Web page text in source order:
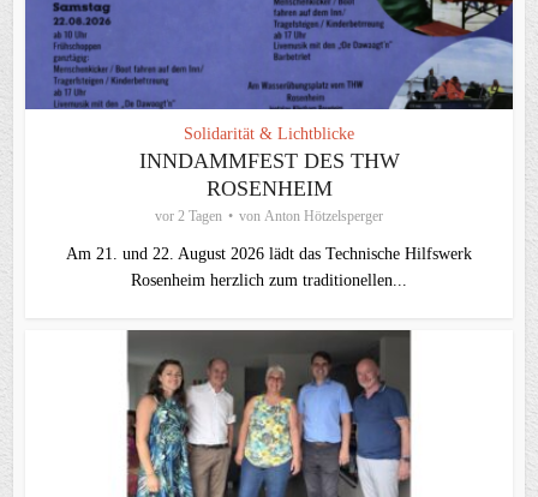
Solidarität & Lichtblicke
INNDAMMFEST DES THW
ROSENHEIM
vor 2 Tagen von Anton Hötzelsperger
Am 21. und 22. August 2026 lädt das Technische Hilfswerk
Rosenheim herzlich zum traditionellen...